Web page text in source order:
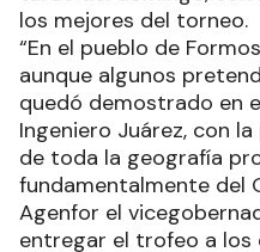
los mejores del torneo.
“En el pueblo de
aunque algunos
quedó demostrado en
Ingeniero Juárez, con
de toda la geografía
fundamentalmente del
Agenfor el
entregar el trofeo a los